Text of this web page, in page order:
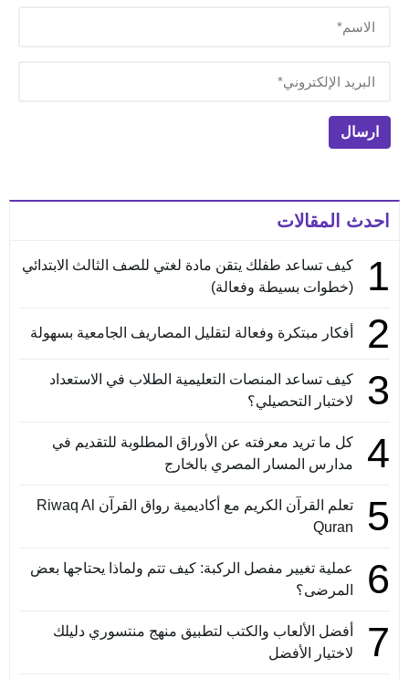
احدث المقالات
1
كيف تساعد طفلك يتقن مادة لغتي للصف الثالث الابتدائي
(خطوات بسيطة وفعالة)
2 أفكار مبتكرة وفعالة لتقليل المصاريف الجامعية بسهولة
3
كيف تساعد المنصات التعليمية الطلاب في الاستعداد
لاختبار التحصيلي؟
4
كل ما تريد معرفته عن الأوراق المطلوبة للتقديم في
مدارس المسار المصري بالخارج
5
تعلم القرآن الكريم مع أكاديمية رواق القرآن Riwaq Al
Quran
6
عملية تغيير مفصل الركبة: كيف تتم ولماذا يحتاجها بعض
المرضى؟
7
أفضل الألعاب والكتب لتطبيق منهج منتسوري دليلك
لاختيار الأفضل